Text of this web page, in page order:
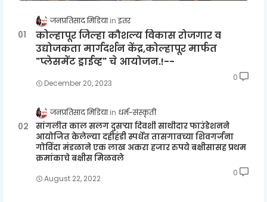
जनप्रतिसाद मिडिया इतर
कोल्हापूर जिल्हा कौशल्य विकास रोजगार व
उद्योजकता मार्गदर्शन केंद्र,कोल्हापूर मार्फत
"प्लेसमेंट ड्राईव्ह" चे आयोजन.!--
December 20, 2023
0
जनप्रतिसाद मिडिया धर्म-संस्कृती
सांगलीत काल सलग दुसऱ्या दिवशी साथीदार फाउंडेशनने
आयोजित केलेल्या दहीहंडी स्पर्धेत तासगावच्या शिवगर्जना
गोविंदा मंडळाने एक लाख अकरा हजार रुपये बक्षीसासह प्रथम
क्रमांकाचे बक्षीस मिळवले
August 22, 2022
0